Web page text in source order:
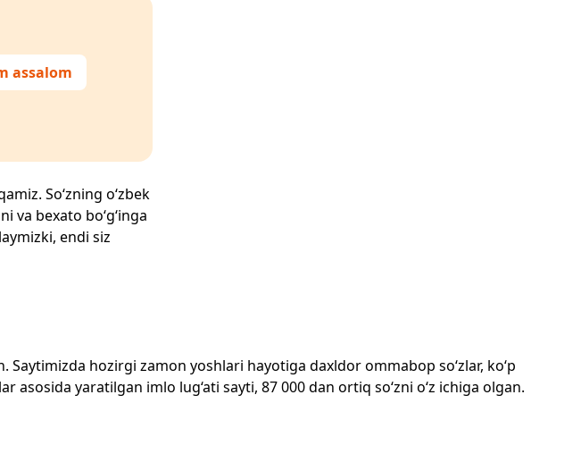
assalom
So‘zning o‘zbek
va bexato bo‘g‘inga
endi siz
hozirgi zamon yoshlari hayotiga daxldor ommabop so‘zlar, ko‘p
yaratilgan imlo lug‘ati sayti, 87 000 dan ortiq so‘zni o‘z ichiga olgan.